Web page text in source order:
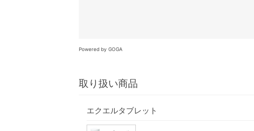
Powered by GOGA
取り扱い商品
エクエルタブレット